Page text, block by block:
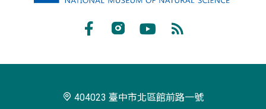
閱
404023 臺中市北區館前路一號